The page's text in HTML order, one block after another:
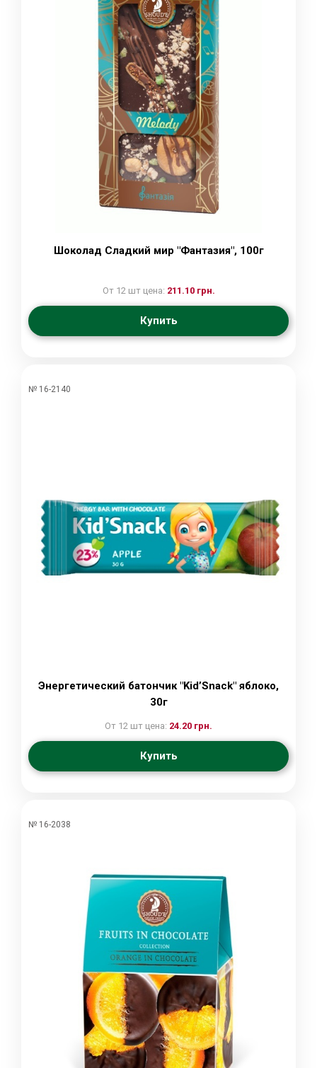
Шоколад Сладкий мир "Фантазия", 100г
От 12 шт цена: 211.10 грн.
Купить
№ 16-2140
Энергетический батончик "Kid’Snack" яблоко,
30г
От 12 шт цена: 24.20 грн.
Купить
№ 16-2038